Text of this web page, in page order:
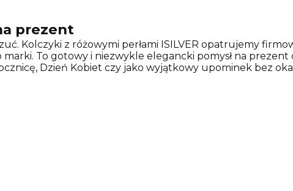
prezent
Kolczyki z różowymi perłami ISILVER opatrujemy
To gotowy i niezwykle elegancki pomysł na prezent
Dzień Kobiet czy jako wyjątkowy upominek bez